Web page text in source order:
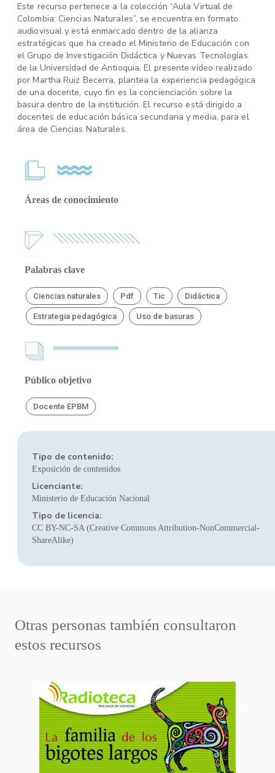
Este recurso pertenece a la colección “Aula Virtual de
Colombia: Ciencias Naturales”, se encuentra en formato
audiovisual y está enmarcado dentro de la alianza
estratégicas que ha creado el Ministerio de Educación con
el Grupo de Investigación Didáctica y Nuevas Tecnologías
de la Universidad de Antioquia. El presente vídeo realizado
por Martha Ruiz Becerra, plantea la experiencia pedagógica
de una docente, cuyo fin es la concienciación sobre la
basura dentro de la institución. El recurso está dirigido a
docentes de educación básica secundaria y media, para el
área de Ciencias Naturales.
Áreas de conocimiento
Palabras clave
Ciencias naturales Pdf Tic Didáctica
Estrategia pedagógica Uso de basuras
Público objetivo
Docente EPBM
Tipo de contenido:
Exposición de contenidos
Licenciante:
Ministerio de Educación Nacional
Tipo de licencia:
CC BY-NC-SA (Creative Commons Attribution-NonCommercial-
ShareAlike)
Otras personas también consultaron
estos recursos